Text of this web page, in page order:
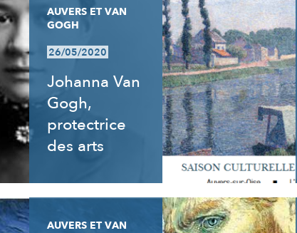
AUVERS ET VAN
GOGH
26/05/2020
Johanna Van
Gogh,
protectrice
des arts
AUVERS ET VAN